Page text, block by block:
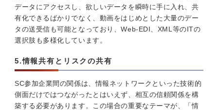
データにアクセスし、欲しいデータを瞬時に手に入れ、共
有化できるばかりでなく、動画をはじめとした大量のデー
タの送受信も可能となっており、Web-EDI、XML等のITの
選択肢も多様化しています。
5.情報共有とリスクの共有
SC参加企業間の関係は、情報ネットワークといった技術的
側面だけではつながったとはいえず、相互の信頼関係を構
築する必要があります。この場合の重要なテーマが、「情